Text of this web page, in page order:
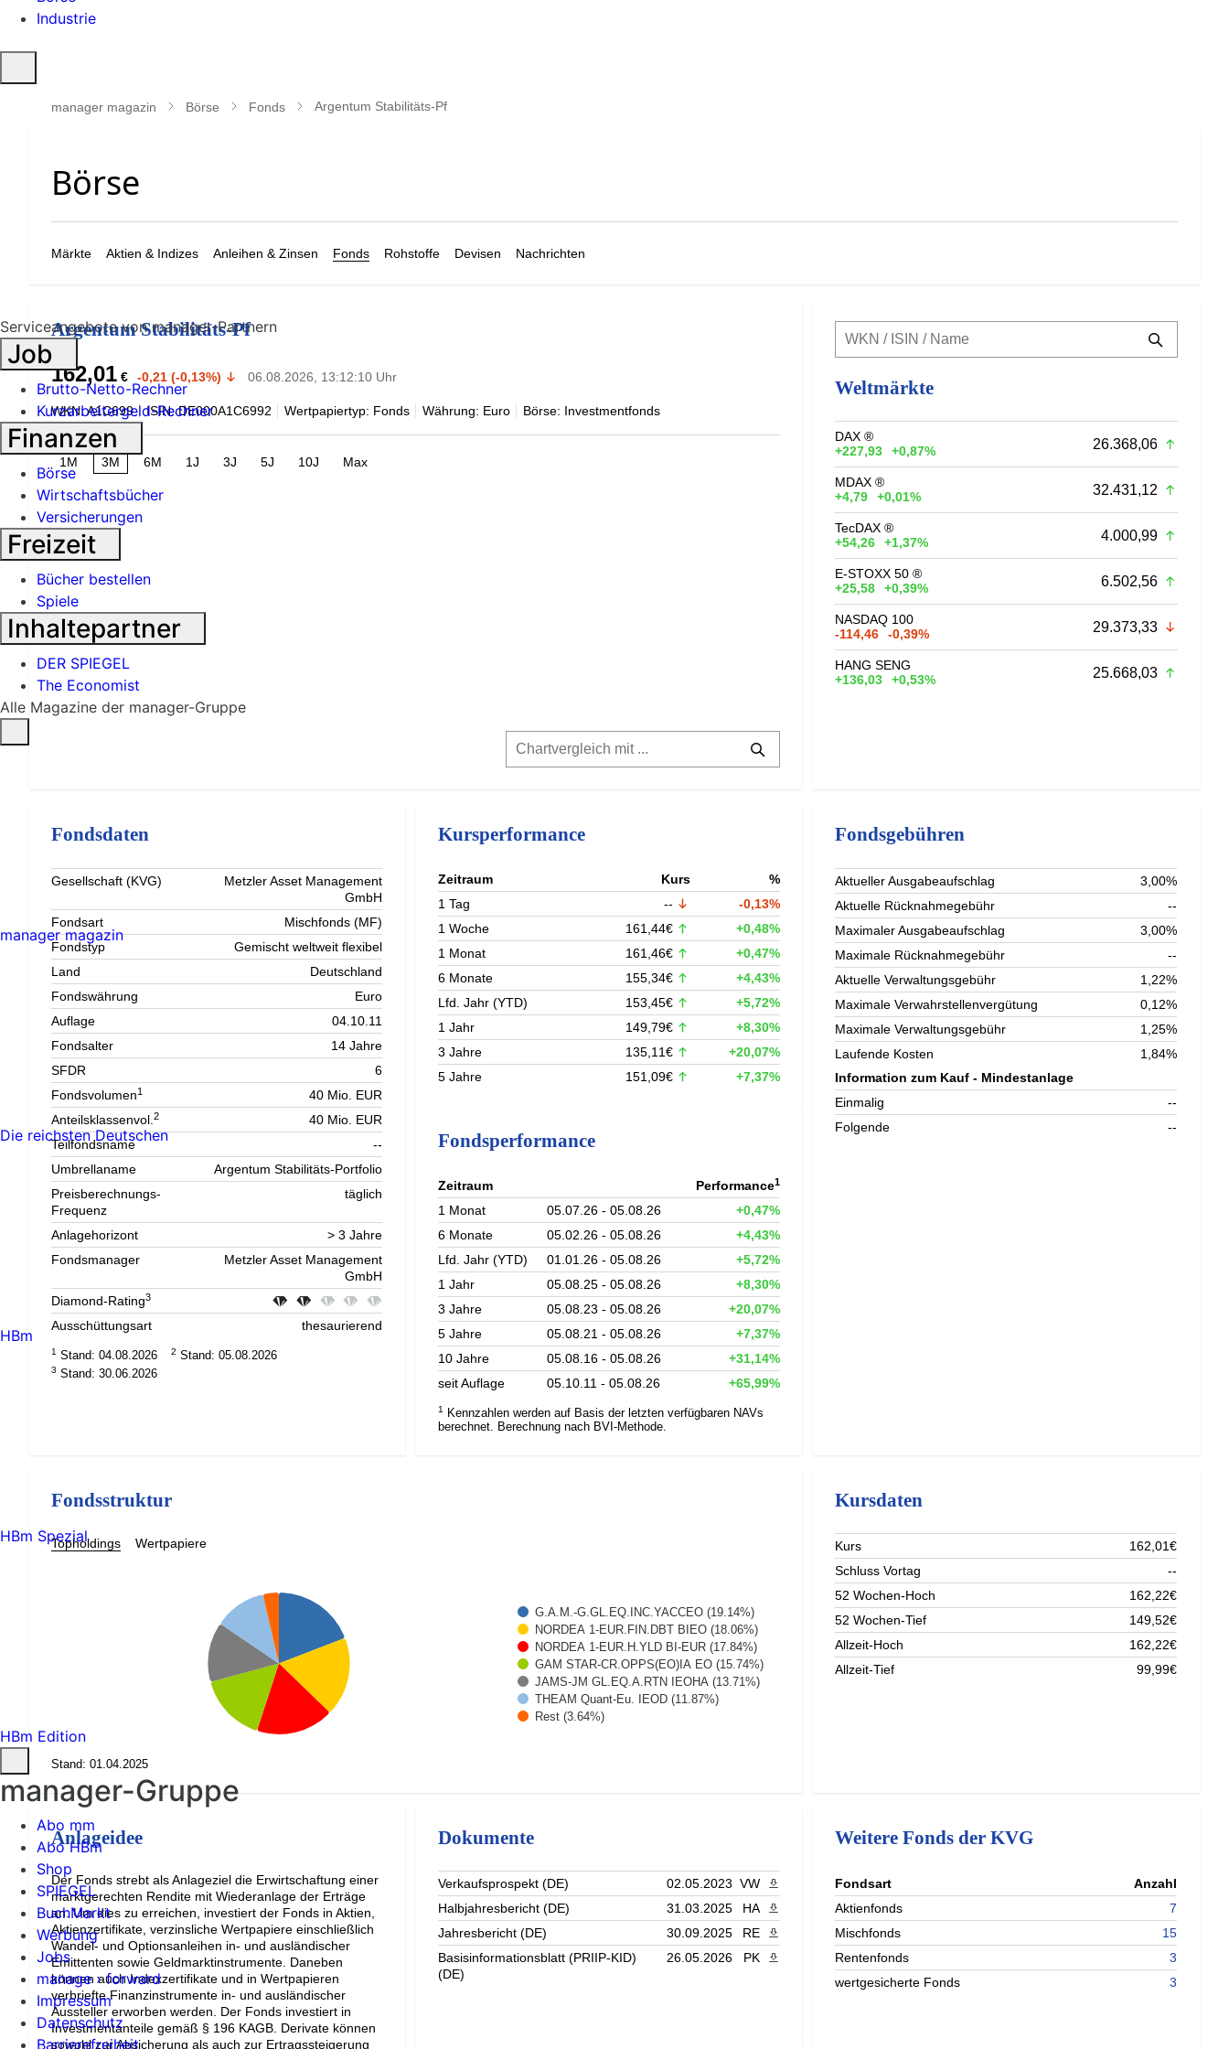
Industrie
öffnen
manager magazin Börse Fonds Argentum Stabilitäts-Pf
Märkte Aktien & Indizes Anleihen & Zinsen Fonds Rohstoffe Devisen Nachrichten
Argentum Stabilitäts-Pf
162,01 € -0,21 (-0,13%) 06.08.2026, 13:12:10 Uhr
WKN: A1C699 ISIN: DE000A1C6992 Wertpapiertyp: Fonds Währung: Euro Börse: Investmentfonds
1M 3M 6M 1J 3J 5J 10J Max
Weltmärkte
DAX ®
+227,93
+0,87% 26.368,06
MDAX ®
+4,79
+0,01% 32.431,12
TecDAX ®
+54,26
+1,37% 4.000,99
E-STOXX 50 ®
+25,58
+0,39% 6.502,56
NASDAQ 100
-114,46
-0,39% 29.373,33
HANG SENG
+136,03
+0,53% 25.668,03
Fondsdaten
Gesellschaft (KVG)
Metzler Asset Management
GmbH
Fondsart
Mischfonds (MF)
Fondstyp
Gemischt weltweit flexibel
Land
Deutschland
Fondswährung
Euro
Auflage
04.10.11
Fondsalter
14 Jahre
SFDR
6
Fondsvolumen1
40 Mio. EUR
Anteilsklassenvol.2
40 Mio. EUR
Teilfondsname
--
Umbrellaname
Argentum Stabilitäts-Portfolio
Preisberechnungs-
Frequenz
täglich
Anlagehorizont
> 3 Jahre
Fondsmanager
Metzler Asset Management
GmbH
Diamond-Rating3
Ausschüttungsart thesaurierend
1 Stand: 04.08.2026 2 Stand: 05.08.2026
3 Stand: 30.06.2026
Kursperformance
Zeitraum Kurs
%
1 Tag
--
-0,13%
1 Woche
161,44€
+0,48%
1 Monat
161,46€
+0,47%
6 Monate
155,34€
+4,43%
Lfd. Jahr (YTD)
153,45€
+5,72%
1 Jahr
149,79€
+8,30%
3 Jahre
135,11€
+20,07%
5 Jahre
151,09€ +7,37%
Fondsperformance
Zeitraum Performance1
1 Monat 05.07.26 - 05.08.26
+0,47%
6 Monate
05.02.26 - 05.08.26
+4,43%
Lfd. Jahr (YTD)
01.01.26 - 05.08.26
+5,72%
1 Jahr
05.08.25 - 05.08.26
+8,30%
3 Jahre
05.08.23 - 05.08.26
+20,07%
5 Jahre
05.08.21 - 05.08.26
+7,37%
10 Jahre
05.08.16 - 05.08.26
+31,14%
seit Auflage
05.10.11 - 05.08.26 +65,99%
1
Kennzahlen werden auf Basis der letzten verfügbaren NAVs
berechnet. Berechnung nach BVI-Methode.
Fondsgebühren
Aktueller Ausgabeaufschlag
3,00%
Aktuelle Rücknahmegebühr
--
Maximaler Ausgabeaufschlag
3,00%
Maximale Rücknahmegebühr
--
Aktuelle Verwaltungsgebühr
1,22%
Maximale Verwahrstellenvergütung
0,12%
Maximale Verwaltungsgebühr
1,25%
Laufende Kosten
1,84%
Information zum Kauf - Mindestanlage
Einmalig
--
Folgende
--
Fondsstruktur
Topholdings Wertpapiere
G.A.M.-G.GL.EQ.INC.YACCEO (19.14%)
NORDEA 1-EUR.FIN.DBT BIEO (18.06%)
NORDEA 1-EUR.H.YLD BI-EUR (17.84%)
GAM STAR-CR.OPPS(EO)IA EO (15.74%)
JAMS-JM GL.EQ.A.RTN IEOHA (13.71%)
THEAM Quant-Eu. IEOD (11.87%)
Rest (3.64%)
Stand: 01.04.2025
Kursdaten
Kurs
162,01€
Schluss Vortag
--
52 Wochen-Hoch
162,22€
52 Wochen-Tief
149,52€
Allzeit-Hoch
162,22€
Allzeit-Tief
99,99€
Anlageidee
Der Fonds strebt als Anlageziel die Erwirtschaftung einer
marktgerechten Rendite mit Wiederanlage der Erträge
an. Um dies zu erreichen, investiert der Fonds in Aktien,
Aktienzertifikate, verzinsliche Wertpapiere einschließlich
Wandel- und Optionsanleihen in- und ausländischer
Emittenten sowie Geldmarktinstrumente. Daneben
können auch Indexzertifikate und in Wertpapieren
verbriefte Finanzinstrumente in- und ausländischer
Aussteller erworben werden. Der Fonds investiert in
Investmentanteile gemäß § 196 KAGB. Derivate können
sowohl zur Absicherung als auch zur Ertragssteigerung
Dokumente
Verkaufsprospekt (DE) 02.05.2023 VW
PDF herunterladen
Halbjahresbericht (DE)
31.03.2025 HA
PDF herunterladen
Jahresbericht (DE)
30.09.2025 RE
PDF herunterladen
Basisinformationsblatt (PRIIP-KID)
(DE)
26.05.2026 PK PDF herunterladen
Weitere Fonds der KVG
Fondsart
Anzahl
Aktienfonds
7
Mischfonds
15
Rentenfonds
3
wertgesicherte Fonds
3
Serviceangebote von manager-Partnern
Job
Brutto-Netto-Rechner
Kurzarbeitergeld-Rechner
Finanzen
Börse
Wirtschaftsbücher
Versicherungen
Freizeit
Bücher bestellen
Spiele
Inhaltepartner
DER SPIEGEL
The Economist
Alle Magazine der manager-Gruppe
manager magazin
Die reichsten Deutschen
HBm
HBm Spezial
HBm Edition
manager-Gruppe
Abo mm
Abo HBm
Shop
SPIEGEL
BuchMarkt
Werbung
Jobs
manage › forward
Impressum
Datenschutz
Barrierefreiheit